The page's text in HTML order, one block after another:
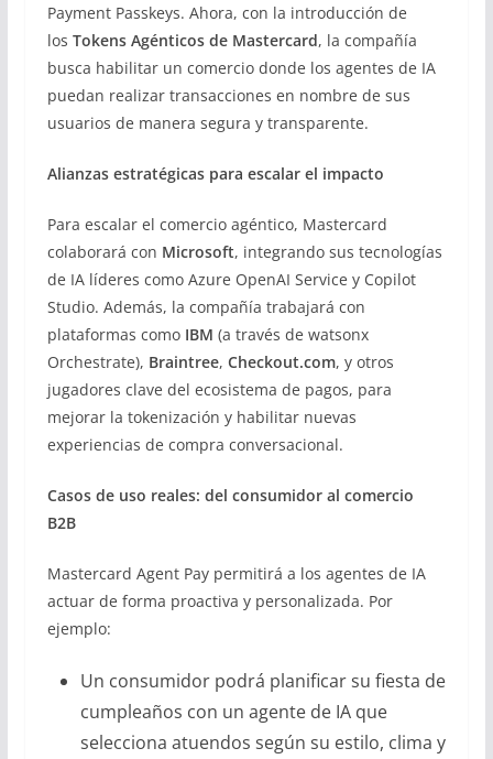
Payment Passkeys. Ahora, con la introducción de
los Tokens Agénticos de Mastercard, la compañía
busca habilitar un comercio donde los agentes de IA
puedan realizar transacciones en nombre de sus
usuarios de manera segura y transparente.
Alianzas estratégicas para escalar el impacto
Para escalar el comercio agéntico, Mastercard
colaborará con Microsoft, integrando sus tecnologías
de IA líderes como Azure OpenAI Service y Copilot
Studio. Además, la compañía trabajará con
plataformas como IBM (a través de watsonx
Orchestrate), Braintree, Checkout.com, y otros
jugadores clave del ecosistema de pagos, para
mejorar la tokenización y habilitar nuevas
experiencias de compra conversacional.
Casos de uso reales: del consumidor al comercio
B2B
Mastercard Agent Pay permitirá a los agentes de IA
actuar de forma proactiva y personalizada. Por
ejemplo:
Un consumidor podrá planificar su fiesta de
cumpleaños con un agente de IA que
selecciona atuendos según su estilo, clima y